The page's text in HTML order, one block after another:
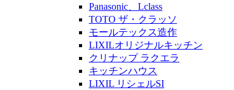
Panasonic、Lclass
TOTO ザ・クラッソ
モールテックス造作
LIXILオリジナルキッチン
クリナップ ラクエラ
キッチンハウス
LIXIL リシェルSI